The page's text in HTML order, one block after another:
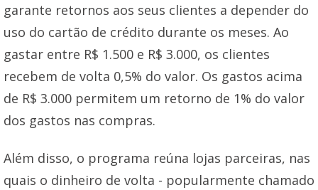
garante retornos aos seus clientes a depender do
uso do cartão de crédito durante os meses. Ao
gastar entre R$ 1.500 e R$ 3.000, os clientes
recebem de volta 0,5% do valor. Os gastos acima
de R$ 3.000 permitem um retorno de 1% do valor
dos gastos nas compras.
Além disso, o programa reúna lojas parceiras, nas
quais o dinheiro de volta - popularmente chamado